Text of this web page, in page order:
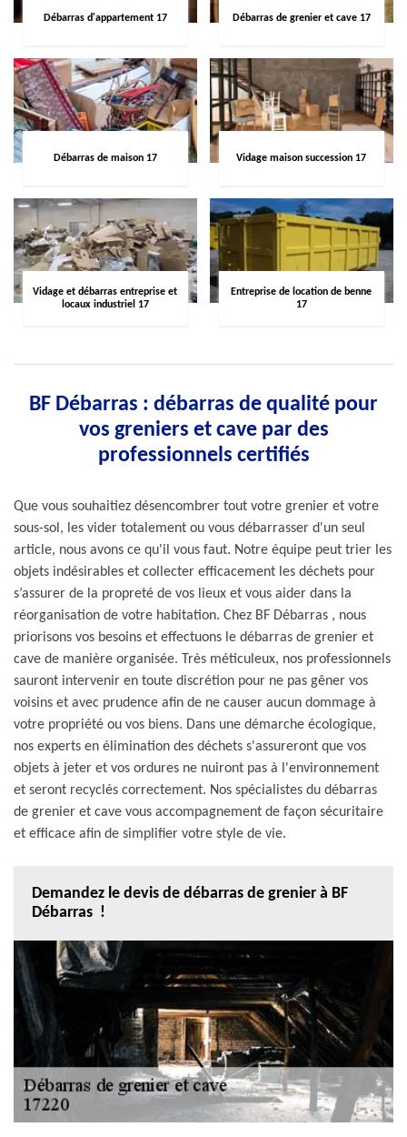
Débarras d'appartement 17 Débarras de grenier et cave 17
Débarras de maison 17 Vidage maison succession 17
Vidage et débarras entreprise et
locaux industriel 17
Entreprise de location de benne
17
BF Débarras : débarras de qualité pour
vos greniers et cave par des
professionnels certifiés
Que vous souhaitiez désencombrer tout votre grenier et votre
sous-sol, les vider totalement ou vous débarrasser d'un seul
article, nous avons ce qu'il vous faut. Notre équipe peut trier les
objets indésirables et collecter efficacement les déchets pour
s’assurer de la propreté de vos lieux et vous aider dans la
réorganisation de votre habitation. Chez BF Débarras , nous
priorisons vos besoins et effectuons le débarras de grenier et
cave de manière organisée. Très méticuleux, nos professionnels
sauront intervenir en toute discrétion pour ne pas gêner vos
voisins et avec prudence afin de ne causer aucun dommage à
votre propriété ou vos biens. Dans une démarche écologique,
nos experts en élimination des déchets s'assureront que vos
objets à jeter et vos ordures ne nuiront pas à l'environnement
et seront recyclés correctement. Nos spécialistes du débarras
de grenier et cave vous accompagnement de façon sécuritaire
et efficace afin de simplifier votre style de vie.
Demandez le devis de débarras de grenier à BF
Débarras !